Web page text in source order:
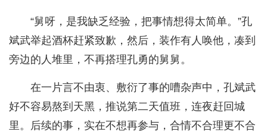
“舅呀，是我缺乏经验，把事情想得太简单。”孔
斌武举起酒杯赶紧致歉，然后，装作有人唤他，凑到
旁边的人堆里，不再搭理孔勇的舅舅。
在一片言不由衷、敷衍了事的嘈杂声中，孔斌武
好不容易熬到天黑，推说第二天值班，连夜赶回城
里。后续的事，实在不想再参与，合情不合理更不合